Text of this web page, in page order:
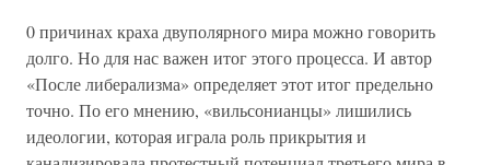
0 причинах краха двуполярного мира можно говорить
долго. Но для нас важен итог этого процесса. И автор
«После либерализма» определяет этот итог предельно
точно. По его мнению, «вильсонианцы» лишились
идеологии, которая играла роль прикрытия и